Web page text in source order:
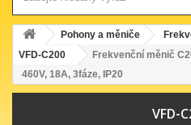
Pohony a měniče
VFD-C200
Frekvenční měnič
460V, 18A, 3fáze, IP20
VFD-